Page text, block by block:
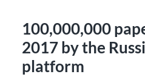
100,000,000
2017 by the
platform